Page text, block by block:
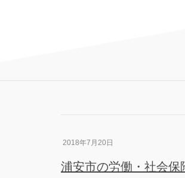
2018年7月20日
浦安市の労働・社会保